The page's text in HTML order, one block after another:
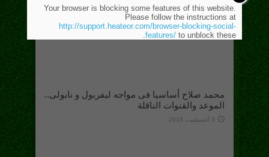
محمد صلاح أساسيا فى مواجه ليفربول و نابولى..
الموعد والقنوات الناقلة
3 أغسطس، 2018
Your browser is blocking some features of this website.
Please follow the instructions at
http://support.heateor.com/browser-blocking-social-
features/ to unblock these.